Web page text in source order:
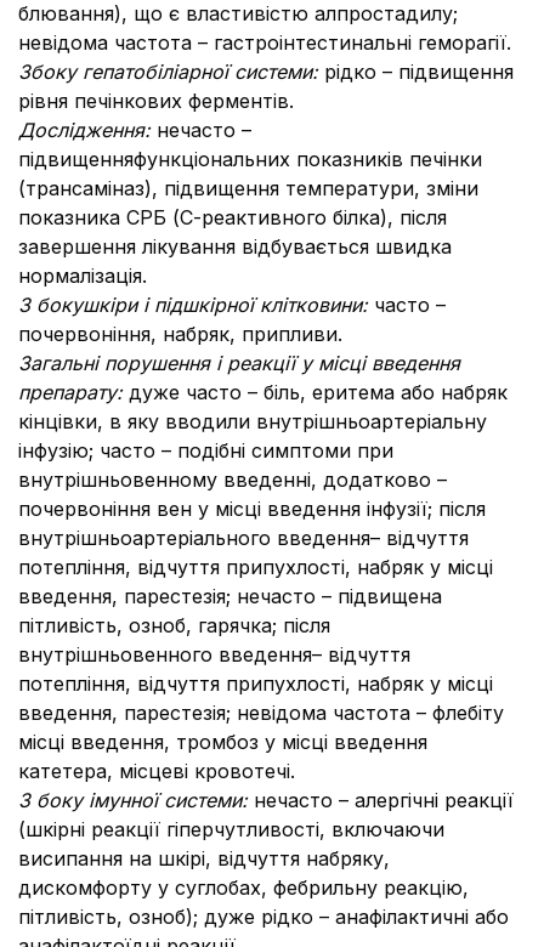
блювання), що є властивістю алпростадилу;
невідома частота – гастроінтестинальні геморагії.
Збоку гепатобіліарної системи: рідко – підвищення
рівня печінкових ферментів.
Дослідження: нечасто –
підвищенняфункціональних показників печінки
(трансаміназ), підвищення температури, зміни
показника СРБ (С-реактивного білка), після
завершення лікування відбувається швидка
нормалізація.
З бокушкіри і підшкірної клітковини: часто –
почервоніння, набряк, припливи.
Загальні порушення і реакції у місці введення
препарату: дуже часто – біль, еритема або набряк
кінцівки, в яку вводили внутрішньоартеріальну
інфузію; часто – подібні симптоми при
внутрішньовенному введенні, додатково –
почервоніння вен у місці введення інфузії; після
внутрішньоартеріального введення– відчуття
потепління, відчуття припухлості, набряк у місці
введення, парестезія; нечасто – підвищена
пітливість, озноб, гарячка; після
внутрішньовенного введення– відчуття
потепління, відчуття припухлості, набряк у місці
введення, парестезія; невідома частота – флебіту
місці введення, тромбоз у місці введення
катетера, місцеві кровотечі.
З боку імунної системи: нечасто – алергічні реакції
(шкірні реакції гіперчутливості, включаючи
висипання на шкірі, відчуття набряку,
дискомфорту у суглобах, фебрильну реакцію,
пітливість, озноб); дуже рідко – анафілактичні або